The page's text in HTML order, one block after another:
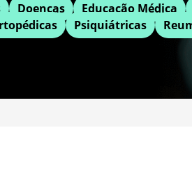
Doenças Educação Médica
Psiquiátricas